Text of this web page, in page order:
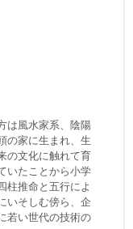
は風水家系、陰陽
の家に生まれ、生
の文化に触れて育
いたことから小学
柱推命と五行によ
いそしむ傍ら、企
若い世代の技術の